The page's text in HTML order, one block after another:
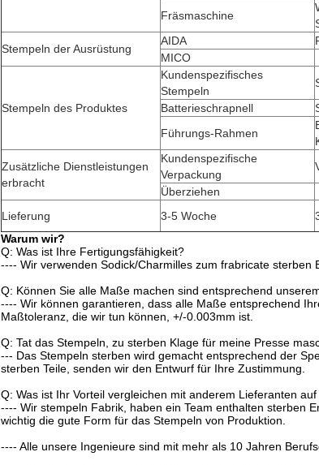
Fräsmaschine
Stempeln der Ausrüstung
AIDA
MICO
Stempeln des Produktes
Kundenspezifisches
Stempeln
Batterieschrapnell
Führungs-Rahmen
Zusätzliche Dienstleistungen
erbracht
Kundenspezifische
Verpackung
Überziehen
Lieferung
3-5 Woche
Warum wir?
Q: Was ist Ihre Fertigungsfähigkeit?
---- Wir verwenden Sodick/Charmilles zum frabricate sterben
Q: Können Sie alle Maße machen sind entsprechend
---- Wir können garantieren, dass alle Maße entsprechend
Maßtoleranz, die wir tun können, +/-0.003mm ist.
Q: Tat das Stempeln, zu sterben Klage für meine Presse
--- Das Stempeln sterben wird gemacht entsprechend der
sterben Teile, senden wir den Entwurf für Ihre Zustimmung.
Q: Was ist Ihr Vorteil vergleichen mit anderem Lieferanten
---- Wir stempeln Fabrik, haben ein Team enthalten sterben
wichtig die gute Form für das Stempeln von Produktion.
---- Alle unsere Ingenieure sind mit mehr als 10 Jahren